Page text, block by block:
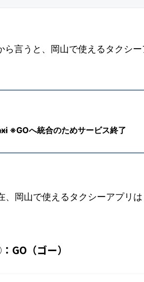
ら言うと、岡山で使えるタクシー
※GOへ統合のためサービス終了
、岡山で使えるタクシーアプリは
GO（ゴー）